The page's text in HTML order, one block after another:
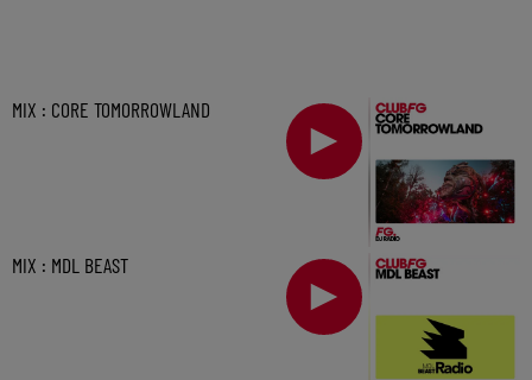
MIX : CORE TOMORROWLAND
MIX : MDL BEAST